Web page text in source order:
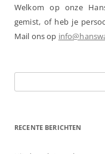
Welkom op onze
gemist, of heb je
Mail ons op
naar:
RECENTE BERICHTEN